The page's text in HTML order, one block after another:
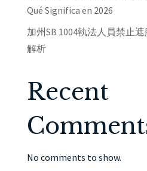
Qué Significa en 2026
加州SB 1004執法人員禁止
解析
Recent
No comments to show.